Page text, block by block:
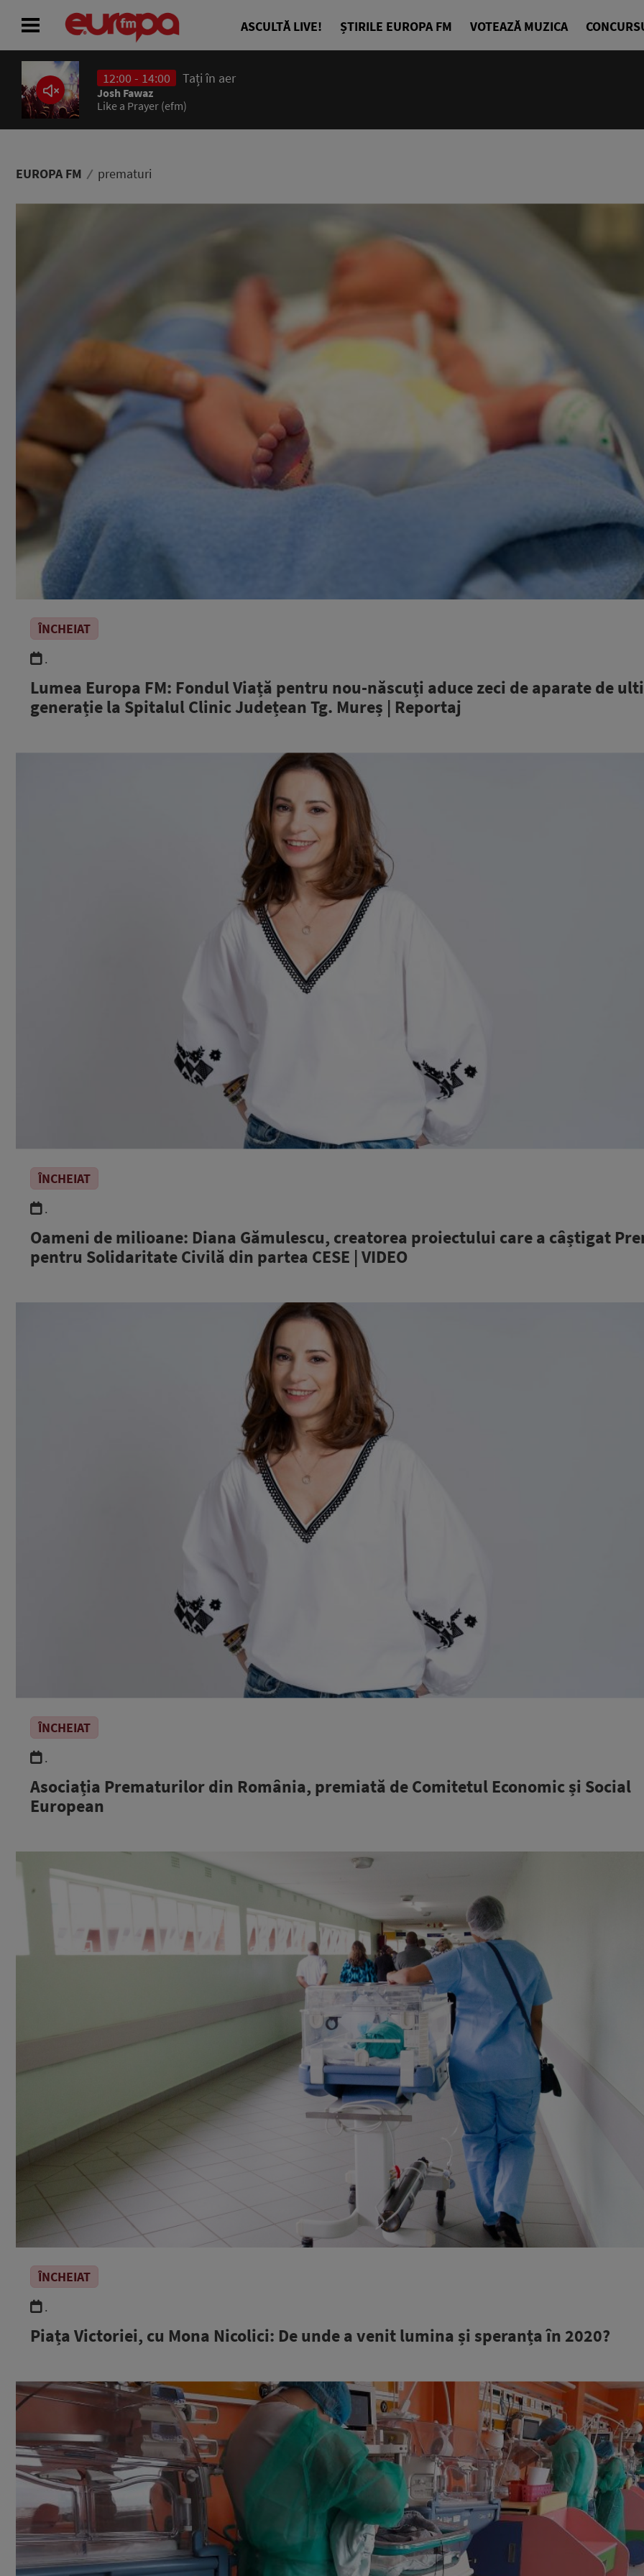
ASCULTĂ LIVE! ȘTIRILE EUROPA FM VOTEAZĂ MUZICA
12:00 - 14:00 Tați în aer
Josh Fawaz
Like a Prayer (efm)
EUROPA FM prematuri
ÎNCHEIAT
.
Lumea Europa FM: Fondul Viață pentru nou-născuți aduce zeci de aparate de
generație la Spitalul Clinic Județean Tg. Mureș | Reportaj
ÎNCHEIAT
.
Oameni de milioane: Diana Gămulescu, creatorea proiectului care a câștigat
pentru Solidaritate Civilă din partea CESE | VIDEO
ÎNCHEIAT
.
Asociația Prematurilor din România, premiată de Comitetul Economic și Social
European
ÎNCHEIAT
.
Piața Victoriei, cu Mona Nicolici: De unde a venit lumina și speranța în 2020?
ACASĂ
ȘTIRI